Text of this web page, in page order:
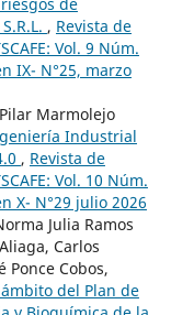
, Revista de
Vol. 9 Núm.
IX- N°25, marzo
Marmolejo
Industrial
, Revista de
Vol. 10 Núm.
X- N°29 julio 2026
Julia Ramos
Carlos
Ponce Cobos,
del Plan de